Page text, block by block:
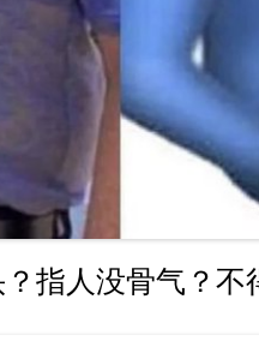
指人没骨气？不